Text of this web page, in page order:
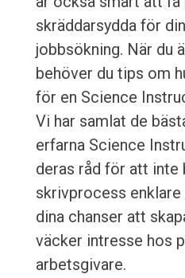
skräddarsydda för
jobbsökning. När du
behöver du tips om
för en Science
Vi har samlat de
erfarna Science
deras råd för att inte
skrivprocess
dina chanser att
väcker intresse hos
arbetsgivare.